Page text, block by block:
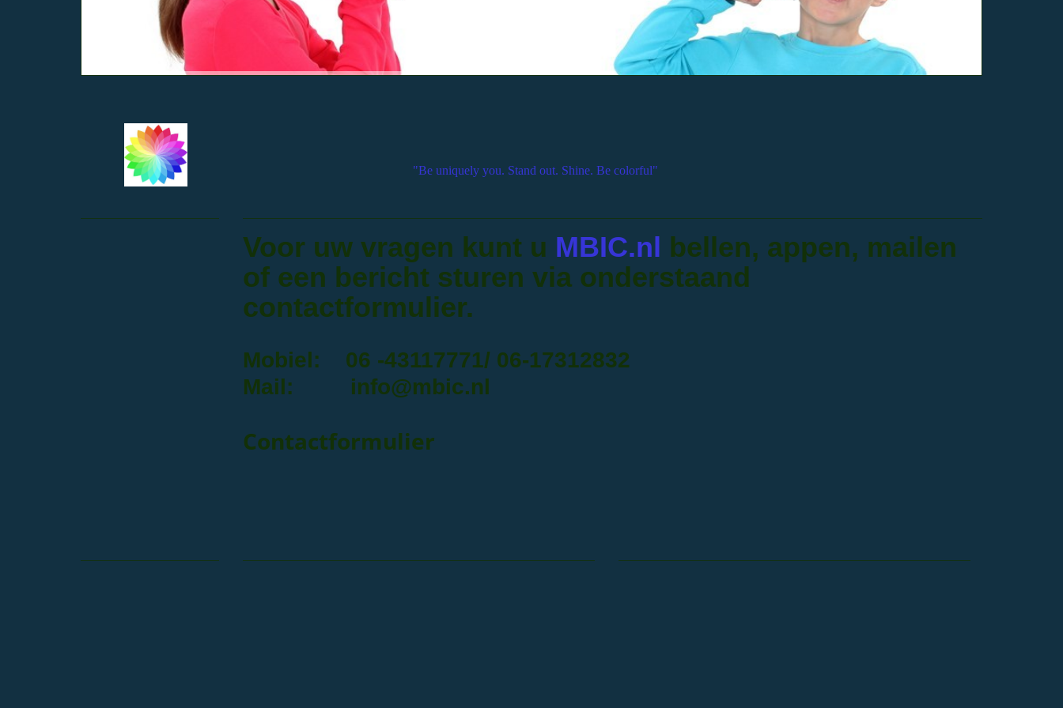
"Be uniquely you. Stand out. Shine. Be colorful"
Voor uw vragen kunt u MBIC.nl bellen, appen, mailen
of een bericht sturen via onderstaand
contactformulier.
Mobiel: 06 -43117771/ 06-17312832
Mail: info@mbic.nl
Contactformulier